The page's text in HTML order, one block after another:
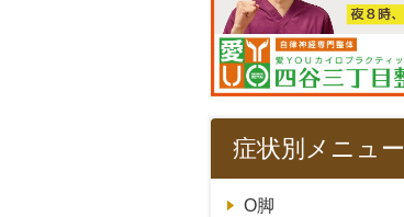
症状別メニュー
O脚